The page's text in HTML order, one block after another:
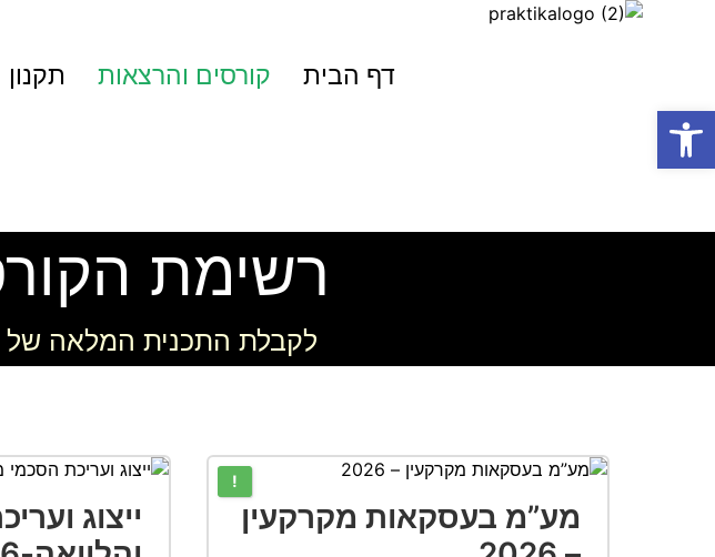
דף הבית קורסים והרצאות תקנון
רשימת
לקבלת התכנית המלאה של
!
מע”מ בעסקאות מקרקעין
ייצוג
פתח סרגל נגישות